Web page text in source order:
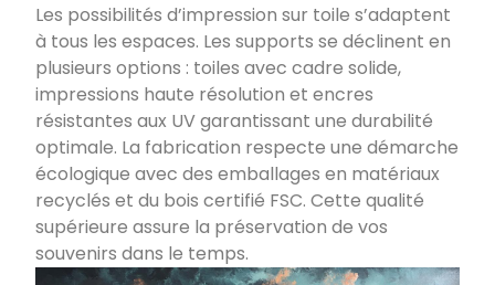
Les possibilités d’impression sur toile s’adaptent
à tous les espaces. Les supports se déclinent en
plusieurs options : toiles avec cadre solide,
impressions haute résolution et encres
résistantes aux UV garantissant une durabilité
optimale. La fabrication respecte une démarche
écologique avec des emballages en matériaux
recyclés et du bois certifié FSC. Cette qualité
supérieure assure la préservation de vos
souvenirs dans le temps.